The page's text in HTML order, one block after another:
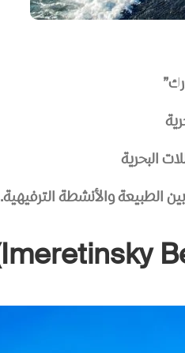
البحرية
والأنشطة الترفيهية.